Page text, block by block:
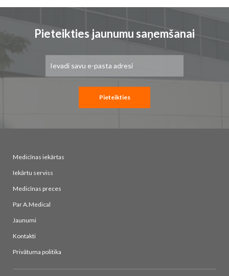
Pieteikties jaunumu saņemšanai
saņemšanai:
Pieteikties
Medicīnas iekārtas
Iekārtu serviss
Medicīnas preces
Par A.Medical
Jaunumi
Kontakti
Privātuma politika